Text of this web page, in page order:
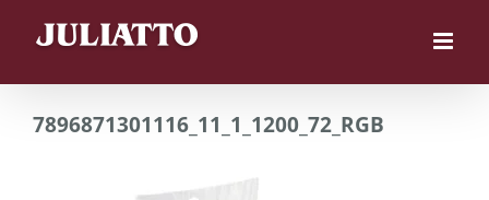
7896871301116_11_1_1200_72_RGB